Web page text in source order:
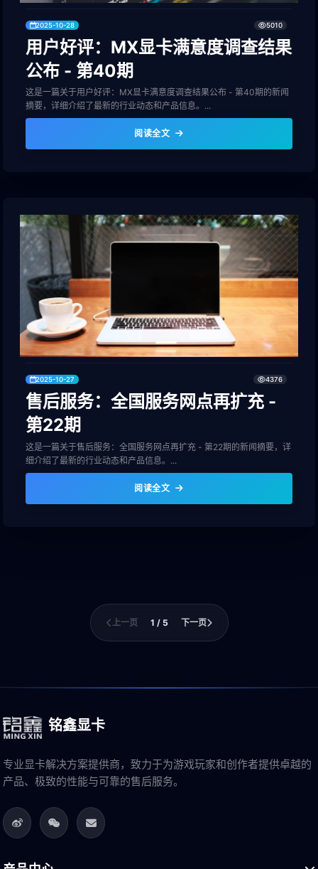
2025-10-28 5010
用户好评：MX显卡满意度调查结果
公布 - 第40期
这是一篇关于用户好评：MX显卡满意度调查结果公布 - 第40期的新闻
摘要，详细介绍了最新的行业动态和产品信息。...
阅读全文
2025-10-27 4376
售后服务：全国服务网点再扩充 -
第22期
这是一篇关于售后服务：全国服务网点再扩充 - 第22期的新闻摘要，详
细介绍了最新的行业动态和产品信息。...
阅读全文
上一页 1 / 5 下一页
铭鑫显卡
专业显卡解决方案提供商，致力于为游戏玩家和创作者提供卓越的
产品、极致的性能与可靠的售后服务。